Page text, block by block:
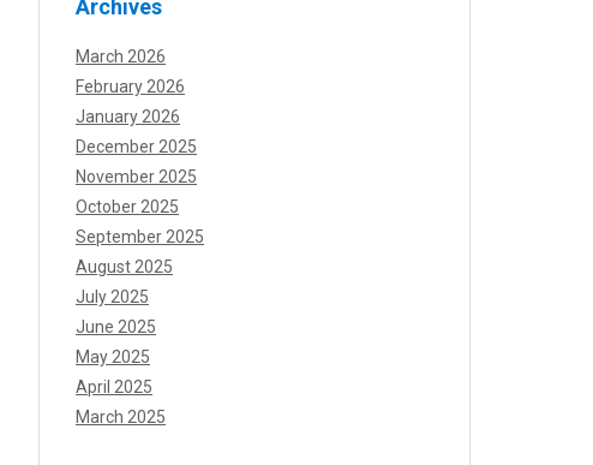
Archives
March 2026
February 2026
January 2026
December 2025
November 2025
October 2025
September 2025
August 2025
July 2025
June 2025
May 2025
April 2025
March 2025